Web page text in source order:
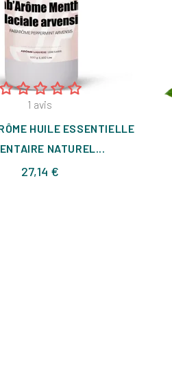
1 avis
HUILE ESSENTIELLE
NATUREL...
27,14 €Prix